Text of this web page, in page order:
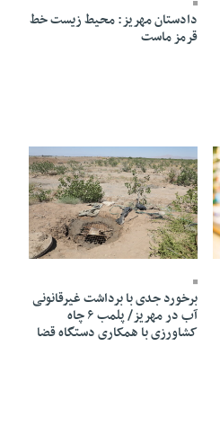
دادستان مهریز: محیط زیست خط
قرمز ماست
17 Tir 1405 - 22:03
برخورد جدی با برداشت غیرقانونی
آب در مهریز/ پلمب ۶ چاه
کشاورزی با همکاری دستگاه قضا